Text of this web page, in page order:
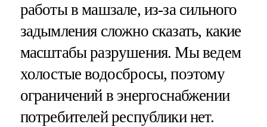
работы в машзале, из-за сильного
задымления сложно сказать, какие
масштабы разрушения. Мы ведем
холостые водосбросы, поэтому
ограничений в энергоснабжении
потребителей республики нет.